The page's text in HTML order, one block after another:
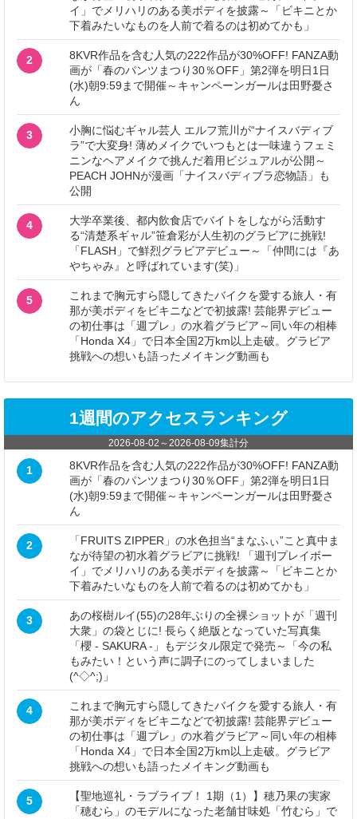
イ」でメリハリのある美ボディを披露～「ビキニとか
下着みたいなものを人前で着るのは初めてかも」
2
8KVR作品を含む人気の222作品が30%OFF! FANZA動
画が「春のパンツまつり30％OFF」第2弾を明日1日
(水)朝9:59まで開催～キャンペーンガールは田野憂さ
ん
3
小胸に悩むギャル芸人 エルフ荒川が“ナイスバディブ
ラ”で大変身! 薄めメイクでいつもとは一味違うフェミ
ニンなヘアメイクで挑んだ着用ビジュアルが公開～
PEACH JOHNが漫画「ナイスバディブラ恋物語」も
公開
4
大学卒業後、都内飲食店でバイトをしながら活動す
る“清楚系ギャル”笹倉彩が人生初のグラビアに挑戦!
「FLASH」で鮮烈グラビアデビュー～「仲間には『あ
やちゃみ』と呼ばれています(笑)」
5
これまで胸元すら隠してきたバイクを愛する旅人・有
那が美ボディをビキニなどで初披露! 芸能界デビュー
の初仕事は「週プレ」の水着グラビア～同い年の相棒
「Honda X4」で日本全国2万km以上走破。グラビア
挑戦への想いも語ったメイキング動画も
1週間のアクセスランキング
2026-08-02 ～2026-08-09集計分
1
8KVR作品を含む人気の222作品が30%OFF! FANZA動
画が「春のパンツまつり30％OFF」第2弾を明日1日
(水)朝9:59まで開催～キャンペーンガールは田野憂さ
ん
2
「FRUITS ZIPPER」の水色担当“まなふぃ”こと真中ま
なが待望の初水着グラビアに挑戦! 「週刊プレイボー
イ」でメリハリのある美ボディを披露～「ビキニとか
下着みたいなものを人前で着るのは初めてかも」
3
あの桜樹ルイ(55)の28年ぶりの全裸ショットが「週刊
大衆」の袋とじに! 長らく絶版となっていた写真集
「櫻 - SAKURA -」もデジタル限定で発売～「今の私
もみたい！という声に調子にのってしまいました
(^◇^;)」
4
これまで胸元すら隠してきたバイクを愛する旅人・有
那が美ボディをビキニなどで初披露! 芸能界デビュー
の初仕事は「週プレ」の水着グラビア～同い年の相棒
「Honda X4」で日本全国2万km以上走破。グラビア
挑戦への想いも語ったメイキング動画も
5
【聖地巡礼・ラブライブ！ 1期（1）】穂乃果の実家
「穂むら」のモデルになった老舗甘味処「竹むら」で